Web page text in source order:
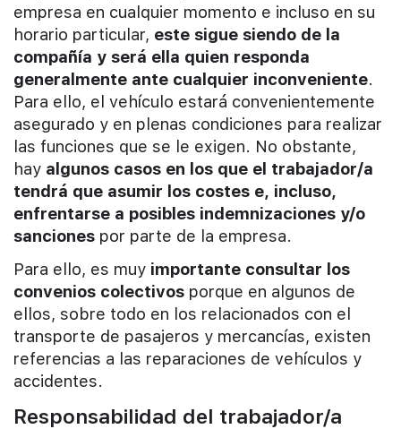
empresa en cualquier momento e incluso en su
horario particular, este sigue siendo de la
compañía y será ella quien responda
generalmente ante cualquier inconveniente.
Para ello, el vehículo estará convenientemente
asegurado y en plenas condiciones para realizar
las funciones que se le exigen. No obstante,
hay algunos casos en los que el trabajador/a
tendrá que asumir los costes e, incluso,
enfrentarse a posibles indemnizaciones y/o
sanciones por parte de la empresa.
Para ello, es muy importante consultar los
convenios colectivos porque en algunos de
ellos, sobre todo en los relacionados con el
transporte de pasajeros y mercancías, existen
referencias a las reparaciones de vehículos y
accidentes.
Responsabilidad del trabajador/a